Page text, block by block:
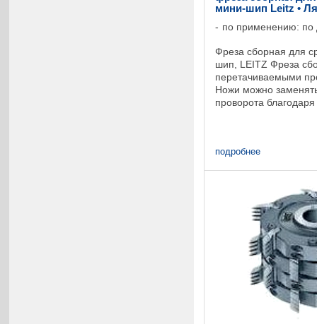
мини-шип Leitz •
по применению: по
Фреза сборная для
шип, LEITZ Фреза
перетачиваемыми
Ножи можно
проворота
подробнее